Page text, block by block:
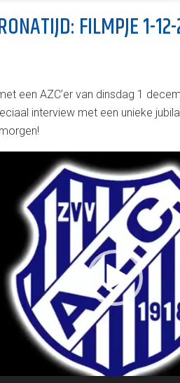
FILMPJE 1-
een AZC’er van dinsdag 1
interview met een unieke